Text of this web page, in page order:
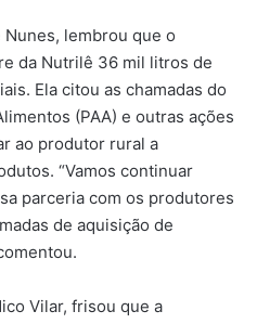
lembrou que o
da Nutrilê 36 mil litros de
Ela citou as chamadas do
(PAA) e outras ações
ao produtor rural a
“Vamos continuar
parceria com os produtores
de aquisição de
Vilar, frisou que a